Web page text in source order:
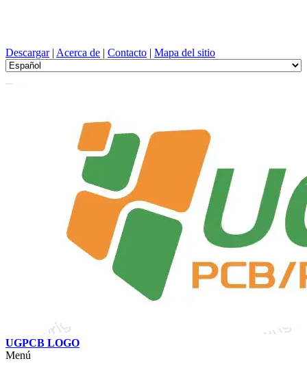
Descargar| Acerca de | Contacto | Mapa del sitio
UGPCB LOGO
Menú